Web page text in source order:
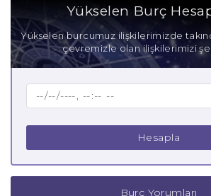
Yükselen Burç
Yükselen burcumuz ilişkilerimizde
çevremizle olan ilişkilerimizi
Hesapla
Burç Yorumları